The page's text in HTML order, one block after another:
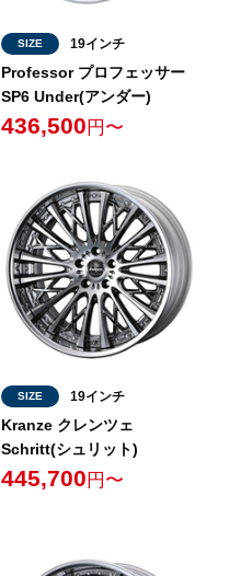
SIZE 19インチ
Professor プロフェッサー
SP6 Under(アンダー)
436,500 円〜
SIZE 19インチ
Kranze クレンツェ
Schritt(シュリット)
445,700 円〜